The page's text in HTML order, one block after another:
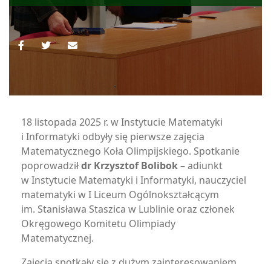
18 listopada 2025 r. w Instytucie Matematyki
i Informatyki odbyły się pierwsze zajęcia
Matematycznego Koła Olimpijskiego. Spotkanie
poprowadziłdr Krzysztof Bolibok– adiunkt
w Instytucie Matematyki i Informatyki, nauczyciel
matematyki w I Liceum Ogólnokształcącym
im. Stanisława Staszica w Lublinie oraz członek
Okręgowego Komitetu Olimpiady
Matematycznej.